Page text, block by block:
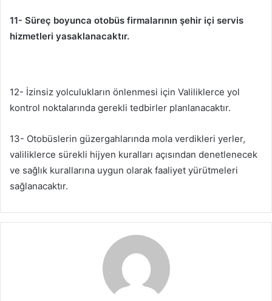
11- Süreç boyunca otobüs firmalarının şehir içi servis
hizmetleri yasaklanacaktır.
12- İzinsiz yolculukların önlenmesi için Valiliklerce yol
kontrol noktalarında gerekli tedbirler planlanacaktır.
13- Otobüslerin güzergahlarında mola verdikleri yerler,
valiliklerce sürekli hijyen kuralları açısından denetlenecek
ve sağlık kurallarına uygun olarak faaliyet yürütmeleri
sağlanacaktır.